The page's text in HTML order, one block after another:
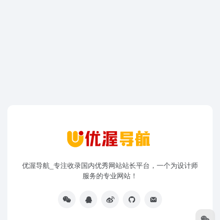
优渥导航_专注收录国内优秀网站站长平台，一个为设计师
服务的专业网站！